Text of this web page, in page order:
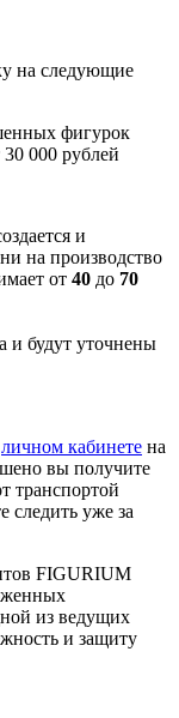
на следующие
фигурок
000 рублей
и
на производство
от 40 до 70
и будут уточнены
личном кабинете на
вы получите
транспортой
уже за
FIGURIUM
из ведущих
и защиту